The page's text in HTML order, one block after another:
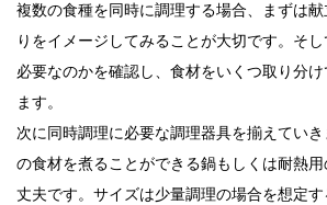
複数の食種を同時に調理する場合、まずは
りをイメージしてみることが大切です。そ
必要なのかを確認し、食材をいくつ取り分
ます。
次に同時調理に必要な調理器具を揃えてい
の食材を煮ることができる鍋もしくは耐熱
丈夫です。サイズは少量調理の場合を想定